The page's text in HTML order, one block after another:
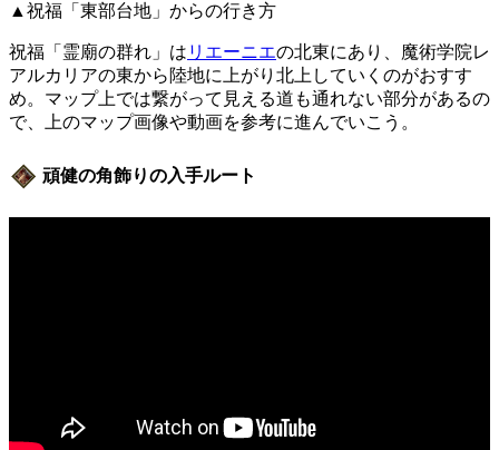
▲祝福「東部台地」からの行き方
祝福「霊廟の群れ」は リエーニエの北東にあり、魔術学院レ
アルカリアの東から陸地に上がり北上していくのがおすす
め。マップ上では繋がって見える道も通れない部分があるの
で、上のマップ画像や動画を参考に進んでいこう。
頑健の角飾りの入手ルート